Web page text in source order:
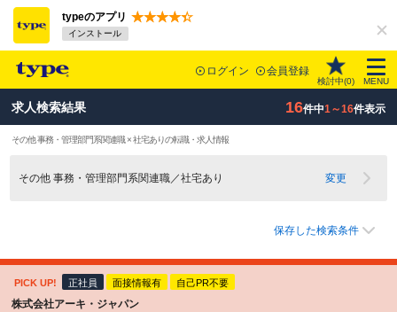
typeのアプリ
インストール
ログイン 会員登録
検討中(0) MENU
求人検索結果 16件中1～16件表示
その他 事務・管理部門系関連職 × 社宅ありの転職・求人情報
その他 事務・管理部門系関連職／社宅あり 変更
保存した検索条件
PICK UP! 正社員 面接情報有 自己PR不要
株式会社アーキ・ジャパン